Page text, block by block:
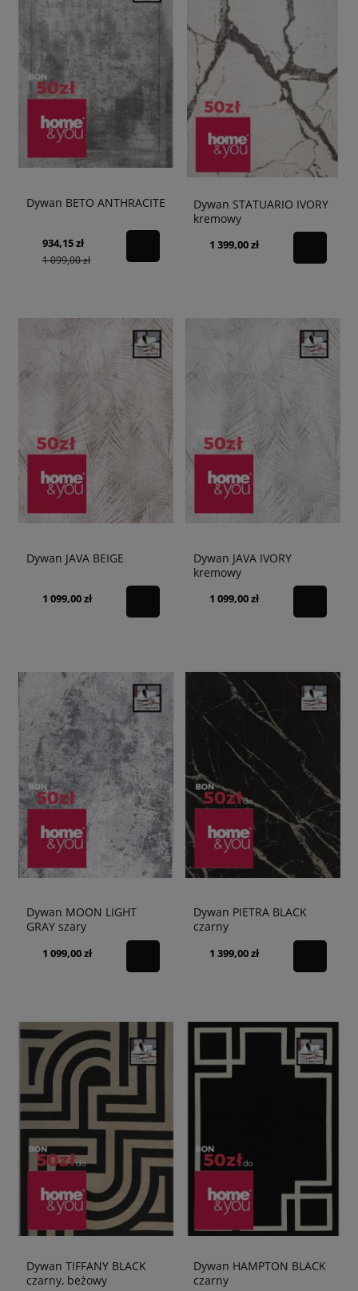
Dywan BETO ANTHRACITE
934,15 zł
1 099,00 zł
Dywan STATUARIO IVORY
kremowy
1 399,00 zł
Dywan JAVA BEIGE
1 099,00 zł
Dywan JAVA IVORY
kremowy
1 099,00 zł
Dywan MOON LIGHT
GRAY szary
1 099,00 zł
Dywan PIETRA BLACK
czarny
1 399,00 zł
Dywan TIFFANY BLACK
czarny, beżowy
Dywan HAMPTON BLACK
czarny